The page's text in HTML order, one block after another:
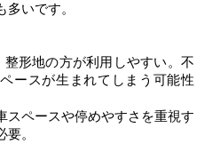
多いです。
形地の方が利用しやすい。不
ースが生まれてしまう可能性
スペースや停めやすさを重視す
。